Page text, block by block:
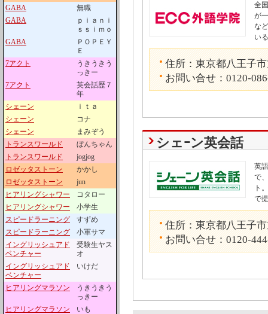
GABA
無職
GABA
ｐｉａｎｉ
ｓｓｉｍｏ
GABA
ＰＯＰＥＹ
Ｅ
7アクト
うきうきう
っきー
7アクト
英会話歴７
年
シェーン
ｉｔａ
シェーン
コナ
シェーン
まみぞう
トランスワールド
ぼんちゃん
トランスワールド
jogjog
ロゼッタストーン
かかし
ロゼッタストーン
jun
ヒアリングシャワー
コタロー
ヒアリングシャワー
小学生
スピードラーニング
すずめ
スピードラーニング
小軍サマ
イングリッシュアド
ベンチャー
受験生ヤス
オ
イングリッシュアド
ベンチャー
いけだ
ヒアリングマラソン
うきうきう
っきー
ヒアリングマラソン
いも
全
が
な
い
住所：東京都八王子
お問い合せ：0120-
シェｰン英会話
英
で
ト
で
住所：東京都八王子
お問い合せ：0120-